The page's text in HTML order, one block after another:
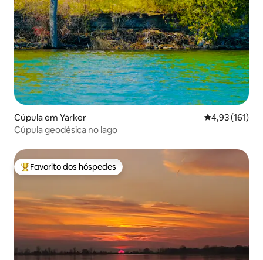
Cúpula em Yarker Classificação
4,93 (161)
Cúpula geodésica no lago
Favoritos dos hóspedes mais apreciados
Favorito dos hóspedes